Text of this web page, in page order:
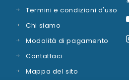
Termini e condizioni d'uso
Chi siamo
Modalità di pagamento
Contattaci
Mappa del sito